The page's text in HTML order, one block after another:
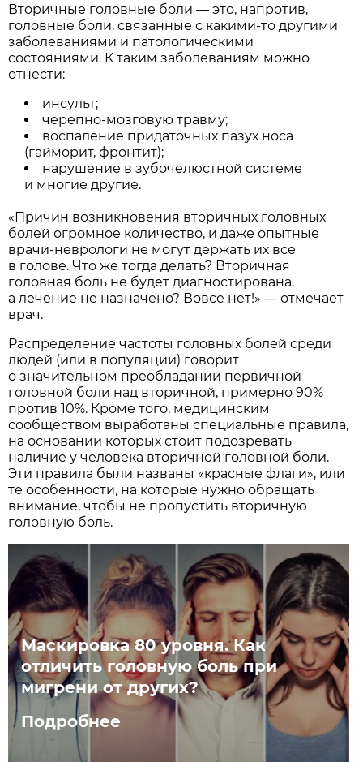
Вторичные головные боли — это, напротив,
головные боли, связанные с какими-то другими
заболеваниями и патологическими
состояниями. К таким заболеваниям можно
отнести:
инсульт;
черепно-мозговую травму;
воспаление придаточных пазух носа
(гайморит, фронтит);
нарушение в зубочелюстной системе
и многие другие.
«Причин возникновения вторичных головных
болей огромное количество, и даже опытные
врачи-неврологи не могут держать их все
в голове. Что же тогда делать? Вторичная
головная боль не будет диагностирована,
а лечение не назначено? Вовсе нет!» — отмечает
врач.
Распределение частоты головных болей среди
людей (или в популяции) говорит
о значительном преобладании первичной
головной боли над вторичной, примерно 90%
против 10%. Кроме того, медицинским
сообществом выработаны специальные правила,
на основании которых стоит подозревать
наличие у человека вторичной головной боли.
Эти правила были названы «красные флаги», или
те особенности, на которые нужно обращать
внимание, чтобы не пропустить вторичную
головную боль.
Маскировка 80 уровня. Как
отличить головную боль при
мигрени от других?
Подробнее